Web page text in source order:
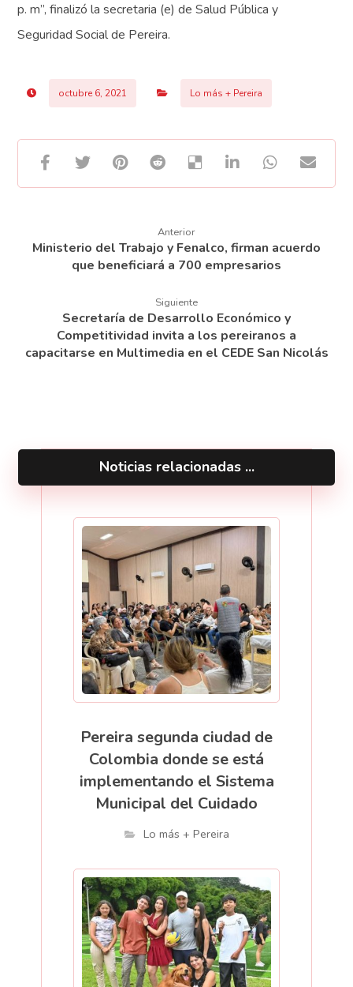
p. m”, finalizó la secretaria (e) de Salud Pública y
Seguridad Social de Pereira.
octubre 6, 2021 Lo más + Pereira
Anterior
Ministerio del Trabajo y Fenalco, firman acuerdo
que beneficiará a 700 empresarios
Siguiente
Secretaría de Desarrollo Económico y
Competitividad invita a los pereiranos a
capacitarse en Multimedia en el CEDE San Nicolás
Noticias relacionadas ...
Pereira segunda ciudad de
Colombia donde se está
implementando el Sistema
Municipal del Cuidado
Lo más + Pereira